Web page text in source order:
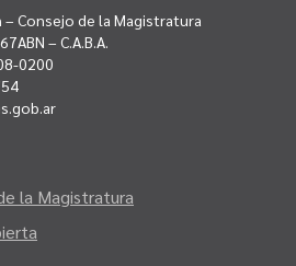
Consejo de la Magistratura
– C.A.B.A.
0200
la Magistratura